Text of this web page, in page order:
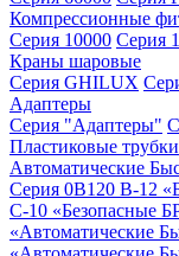
Компрессионные
Серия 10000 Серия
Краны шаровые
Серия GHILUX
Адаптеры
Серия "Адаптеры"
Пластиковые трубки
Автоматические
Серия 0B120 B-12
C-10 «Безопасные
«Автоматические